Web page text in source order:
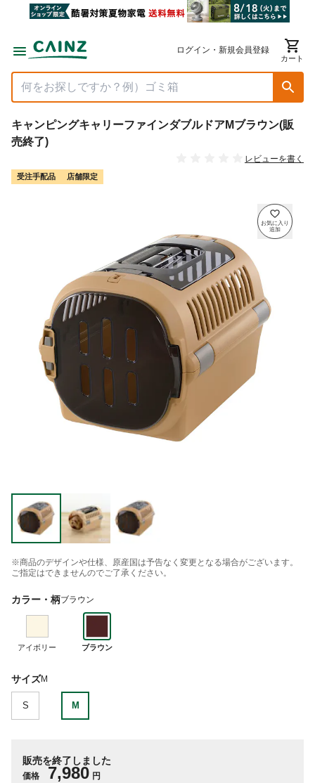
ログイン・新規会員登録
カート
キャンピングキャリーファインダブルドアMブラウン(販
売終了)
レビューを書く
受注手配品 店舗限定
※商品のデザインや仕様、原産国は予告なく変更となる場合がございます。
ご指定はできませんのでご了承ください。
カラー・柄ブラウン
アイボリー ブラウン
サイズM
S M
販売を終了しました
価格 7,980 円